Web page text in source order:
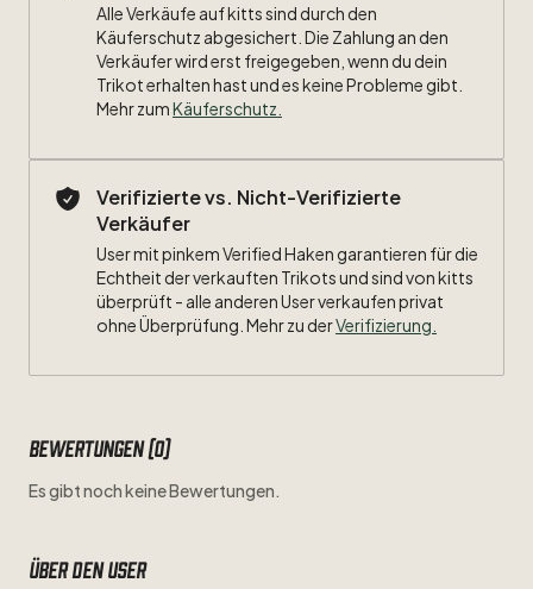
Alle Verkäufe auf kitts sind durch den
Käuferschutz abgesichert. Die Zahlung an den
Verkäufer wird erst freigegeben, wenn du dein
Trikot erhalten hast und es keine Probleme gibt.
Mehr zumKäuferschutz
Verifizierte vs. Nicht-Verifizierte
Verkäufer
User mit pinkem Verified Haken garantieren für die
Echtheit der verkauften Trikots und sind von kitts
überprüft - alle anderen User verkaufen privat
ohne Überprüfung. Mehr zu derVerifizierung.
Bewertungen (0)
Es gibt noch keine Bewertungen.
Über den user